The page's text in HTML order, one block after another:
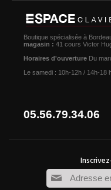
Boutique spécialisée à
magasin : 41 cours Victor
Horaires d'ouverture Du
Le samedi : 10h-12h / 14h-18
05.56.79.34.06